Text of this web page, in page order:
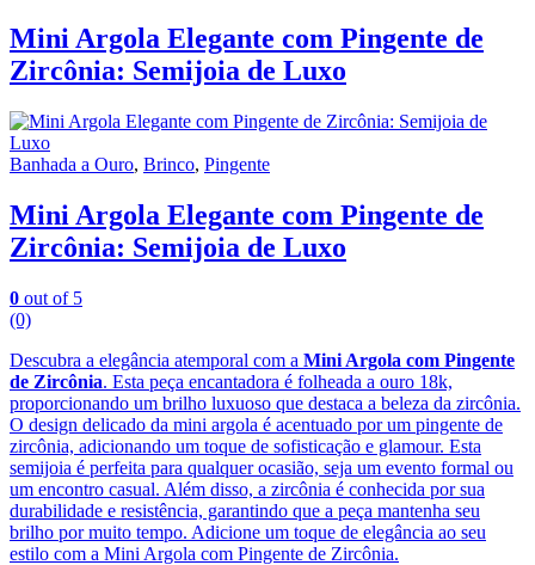
Mini Argola Elegante com Pingente de
Zircônia: Semijoia de Luxo
Banhada a Ouro, Brinco, Pingente
Mini Argola Elegante com Pingente de
Zircônia: Semijoia de Luxo
0 out of 5
(0)
Descubra a elegância atemporal com a Mini Argola com Pingente
de Zircônia. Esta peça encantadora é folheada a ouro 18k,
proporcionando um brilho luxuoso que destaca a beleza da zircônia.
O design delicado da mini argola é acentuado por um pingente de
zircônia, adicionando um toque de sofisticação e glamour. Esta
semijoia é perfeita para qualquer ocasião, seja um evento formal ou
um encontro casual. Além disso, a zircônia é conhecida por sua
durabilidade e resistência, garantindo que a peça mantenha seu
brilho por muito tempo. Adicione um toque de elegância ao seu
estilo com a Mini Argola com Pingente de Zircônia.